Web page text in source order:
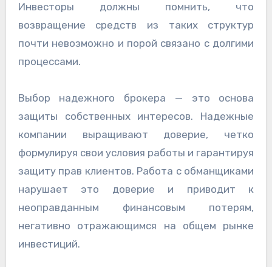
Инвесторы должны помнить, что
возвращение средств из таких структур
почти невозможно и порой связано с долгими
процессами.
Выбор надежного брокера — это основа
защиты собственных интересов. Надежные
компании выращивают доверие, четко
формулируя свои условия работы и гарантируя
защиту прав клиентов. Работа с обманщиками
нарушает это доверие и приводит к
неоправданным финансовым потерям,
негативно отражающимся на общем рынке
инвестиций.